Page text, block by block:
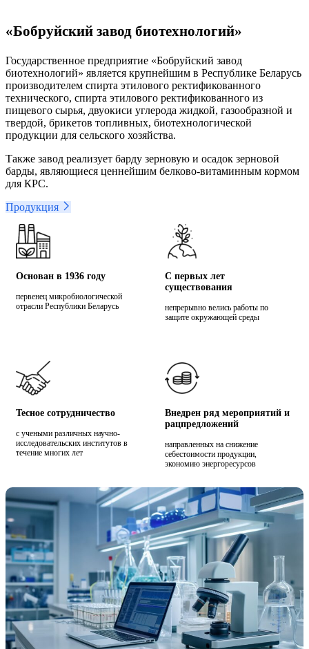
«Бобруйский завод биотехнологий»
Государственное предприятие «Бобруйский завод
биотехнологий» является крупнейшим в Республике Беларусь
производителем спирта этилового ректификованного
технического, спирта этилового ректификованного из
пищевого сырья, двуокиси углерода жидкой, газообразной и
твердой, брикетов топливных, биотехнологической
продукции для сельского хозяйства.
Также завод реализует барду зерновую и осадок зерновой
барды, являющиеся ценнейшим белково-витаминным кормом
для КРС.
Продукция
Основан в 1936 году
первенец микробиологической
отрасли Республики Беларусь
С первых лет
существования
непрерывно велись работы по
защите окружающей среды
Тесное сотрудничество
с учеными различных научно-
исследовательских институтов в
течение многих лет
Внедрен ряд мероприятий и
рацпредложений
направленных на снижение
себестоимости продукции,
экономию энергоресурсов